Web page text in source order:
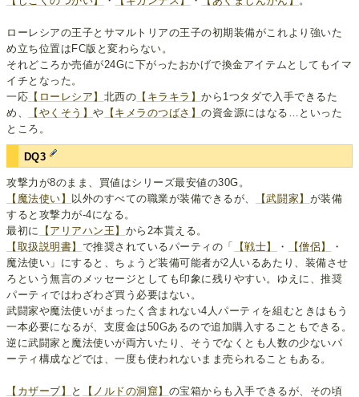
ローレシアの王子とサマルトリアの王子の初期装備がこれより強いた
め立ち位置はFC版と変わらない。
それどころか売値が24Gに下がったおかげで換金アイテムとしてもイマ
イチとなった。
一応 【ローレシア】 北西の 【キラキラ】から1つタダで入手できるた
め、
【やくそう】や 【キメラのつばさ】の資金源にはなる…といった
ところ。
DQ3
攻撃力が8のまま、買値はシリーズ最安値の30G。
【魔法使い】
以外のすべての職業が装備できるが、 【武闘家】 が装備
すると攻撃力が-4になる。
最初に
【アリアハン王】 から2本貰える。
【取扱説明書】 で推奨されているパーティの「 【戦士】 ・ 【僧侶】
・
魔法使い」にすると、ちょうど装備可能者が2人いるあたり、装備させ
ろという無言のメッセージとしても印象に残りやすい。ゆえに、推奨
パーティではわざわざ買う必要はない。
武闘家や魔法使いがまったく含まれない4人パーティを組むときはもう
一本必要になるが、支度金は50Gあるので追加購入することもできる。
逆に武闘家と魔法使いが両方いたり、そうでなくとも人数の少ないパ
ーティ構成などでは、一度も使われないまま売られることもある。
【カザーブ】 と 【ノルドの洞窟】 の宝箱からも入手できるが、その頃